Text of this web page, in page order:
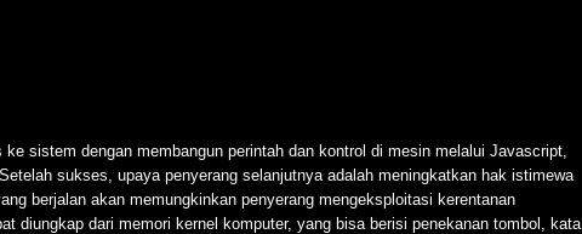
sistem dengan membangun perintah dan kontrol di mesin melalui Javascript,
sukses, upaya penyerang selanjutnya adalah meningkatkan hak istimewa
berjalan akan memungkinkan penyerang mengeksploitasi kerentanan
diungkap dari memori kernel komputer, yang bisa berisi penekanan tombol, kata